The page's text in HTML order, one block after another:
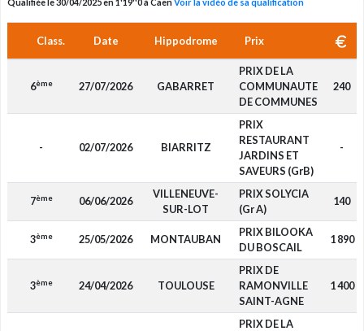
Class. Date Hippodrome Prix
6ème 27/07/2026 GABARRET
PRIX DE LA
COMMUNAUTE
DE COMMUNES
240
- 02/07/2026 BIARRITZ
PRIX
RESTAURANT
JARDINS ET
SAVEURS (GrB)
-
7ème 06/06/2026
VILLENEUVE-
SUR-LOT
PRIX SOLYCIA
(Gr A)
140
3ème 25/05/2026 MONTAUBAN
PRIX BILOOKA
DU BOSCAIL
1 890
3ème 24/04/2026 TOULOUSE
PRIX DE
RAMONVILLE
SAINT-AGNE
1 400
PRIX DE LA